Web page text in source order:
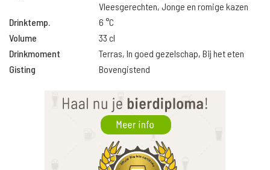
Vleesgerechten, Jonge en romige kazen
Drinktemp.
6 °C
Volume
33 cl
Drinkmoment
Terras, In goed gezelschap, Bij het eten
Gisting
Bovengistend